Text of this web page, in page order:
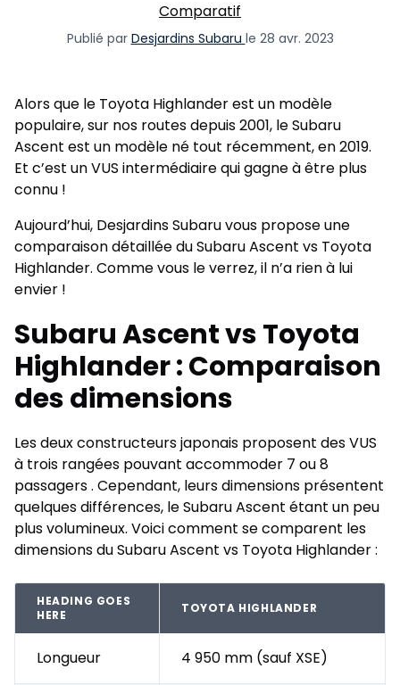
Comparatif
Publié par Desjardins Subaru le 28 avr. 2023
Alors que le Toyota Highlander est un modèle
populaire, sur nos routes depuis 2001, le Subaru
Ascent est un modèle né tout récemment, en 2019.
Et c’est un VUS intermédiaire qui gagne à être plus
connu !
Aujourd’hui, Desjardins Subaru vous propose une
comparaison détaillée du Subaru Ascent vs Toyota
Highlander. Comme vous le verrez, il n’a rien à lui
envier !
Subaru Ascent vs Toyota
Highlander : Comparaison
des dimensions
Les deux constructeurs japonais proposent desVUS
à trois rangées pouvant accommoder 7 ou 8
passagers. Cependant, leurs dimensions présentent
quelques différences, le Subaru Ascent étant un peu
plus volumineux. Voici comment se comparent les
dimensions du Subaru Ascent vs Toyota Highlander :
HEADING GOES
HERE
TOYOTA HIGHLANDER
Longueur 4 950 mm (sauf XSE)